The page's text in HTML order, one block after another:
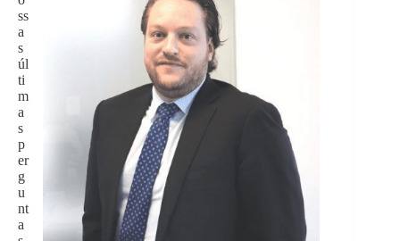
ss
a
s
úl
ti
m
a
s
p
er
g
u
nt
a